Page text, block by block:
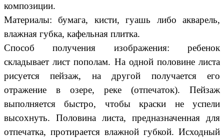
композиции.
Материалы: бумага, кисти, гуашь либо акварель,
влажная губка, кафельная плитка.
Способ получения изображения: ребенок
складывает лист пополам. На одной половине листа
рисуется пейзаж, на другой получается его
отражение в озере, реке (отпечаток). Пейзаж
выполняется быстро, чтобы краски не успели
высохнуть. Половина листа, предназначенная для
отпечатка, протирается влажной губкой. Исходный